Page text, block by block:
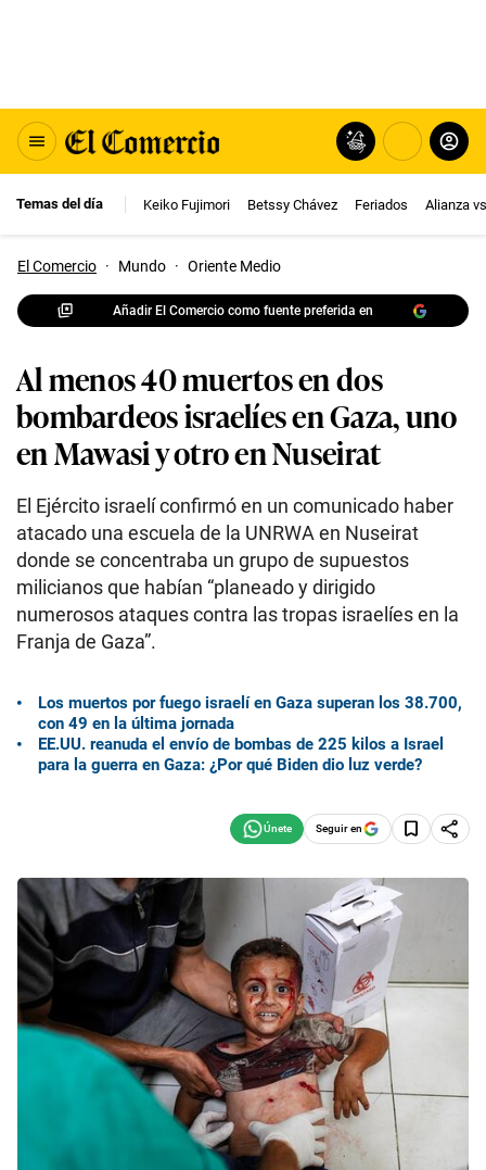
Temas del día Keiko Fujimori Betssy Chávez Feriados Alianza
El Comercio · Mundo · Oriente Medio
Añadir El Comercio como fuente preferida en
Al menos 40 muertos en dos
bombardeos israelíes en Gaza, uno
en Mawasi y otro en Nuseirat
El Ejército israelí confirmó en un comunicado haber
atacado una escuela de la UNRWA en Nuseirat
donde se concentraba un grupo de supuestos
milicianos que habían “planeado y dirigido
numerosos ataques contra las tropas israelíes en la
Franja de Gaza”.
Los muertos por fuego israelí en Gaza superan los 38.700,
con 49 en la última jornada
EE.UU. reanuda el envío de bombas de 225 kilos a Israel
para la guerra en Gaza: ¿Por qué Biden dio luz verde?
Seguir en